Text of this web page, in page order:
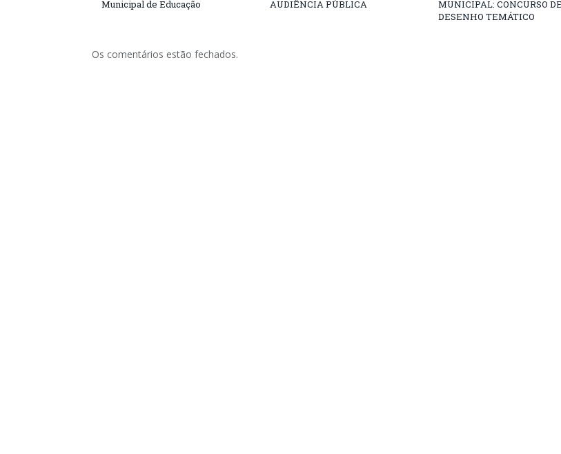
Municipal de Educação
AUDIÊNCIA PÚBLICA
MUNICIPAL: CONCURSO DE
DESENHO TEMÁTICO
Os comentários estão fechados.